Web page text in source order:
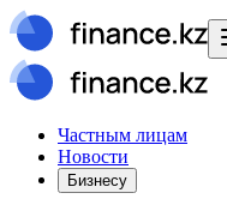
Частным лицам
Новости
Бизнесу